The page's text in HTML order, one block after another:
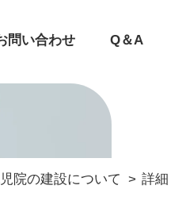
問い合わせ Q＆A
院の建設について 詳細